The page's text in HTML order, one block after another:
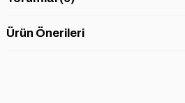
Ürün Önerileri